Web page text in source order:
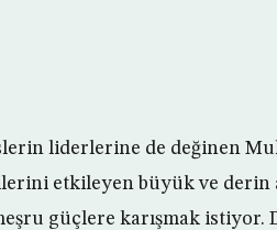
liderlerine de değinen
etkileyen büyük ve
güçlere karışmak